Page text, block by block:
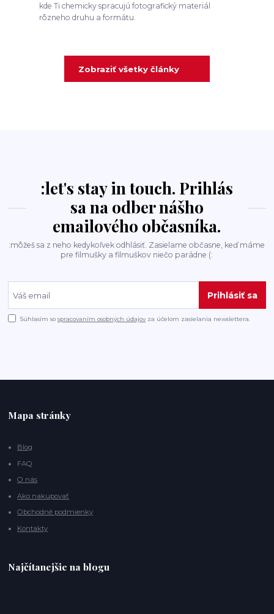
kde Ti chemicky spracujú fotografický materiál
rôzneho druhu a formátu.
Zobraziť všetky články
:let's stay in touch. Prihlás
sa na odber nášho
emailového občasníka.
:môžeš sa z neho kedykoľvek odhlásiť. Zasielame občasne, keď máme
pre filmušky a filmuškov niečo parádne (:
Prihlásiť sa
Súhlasím sospracovaním osobných údajov za účelom zasielania newslettera.
Mapa stránky
Blog
FAQ
O nás
Ako nakupovať
Obchodné podmienky
Kontakty
Najčítanejšie na blogu